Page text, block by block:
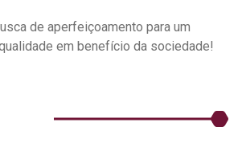
de aperfeiçoamento para um
em benefício da sociedade!